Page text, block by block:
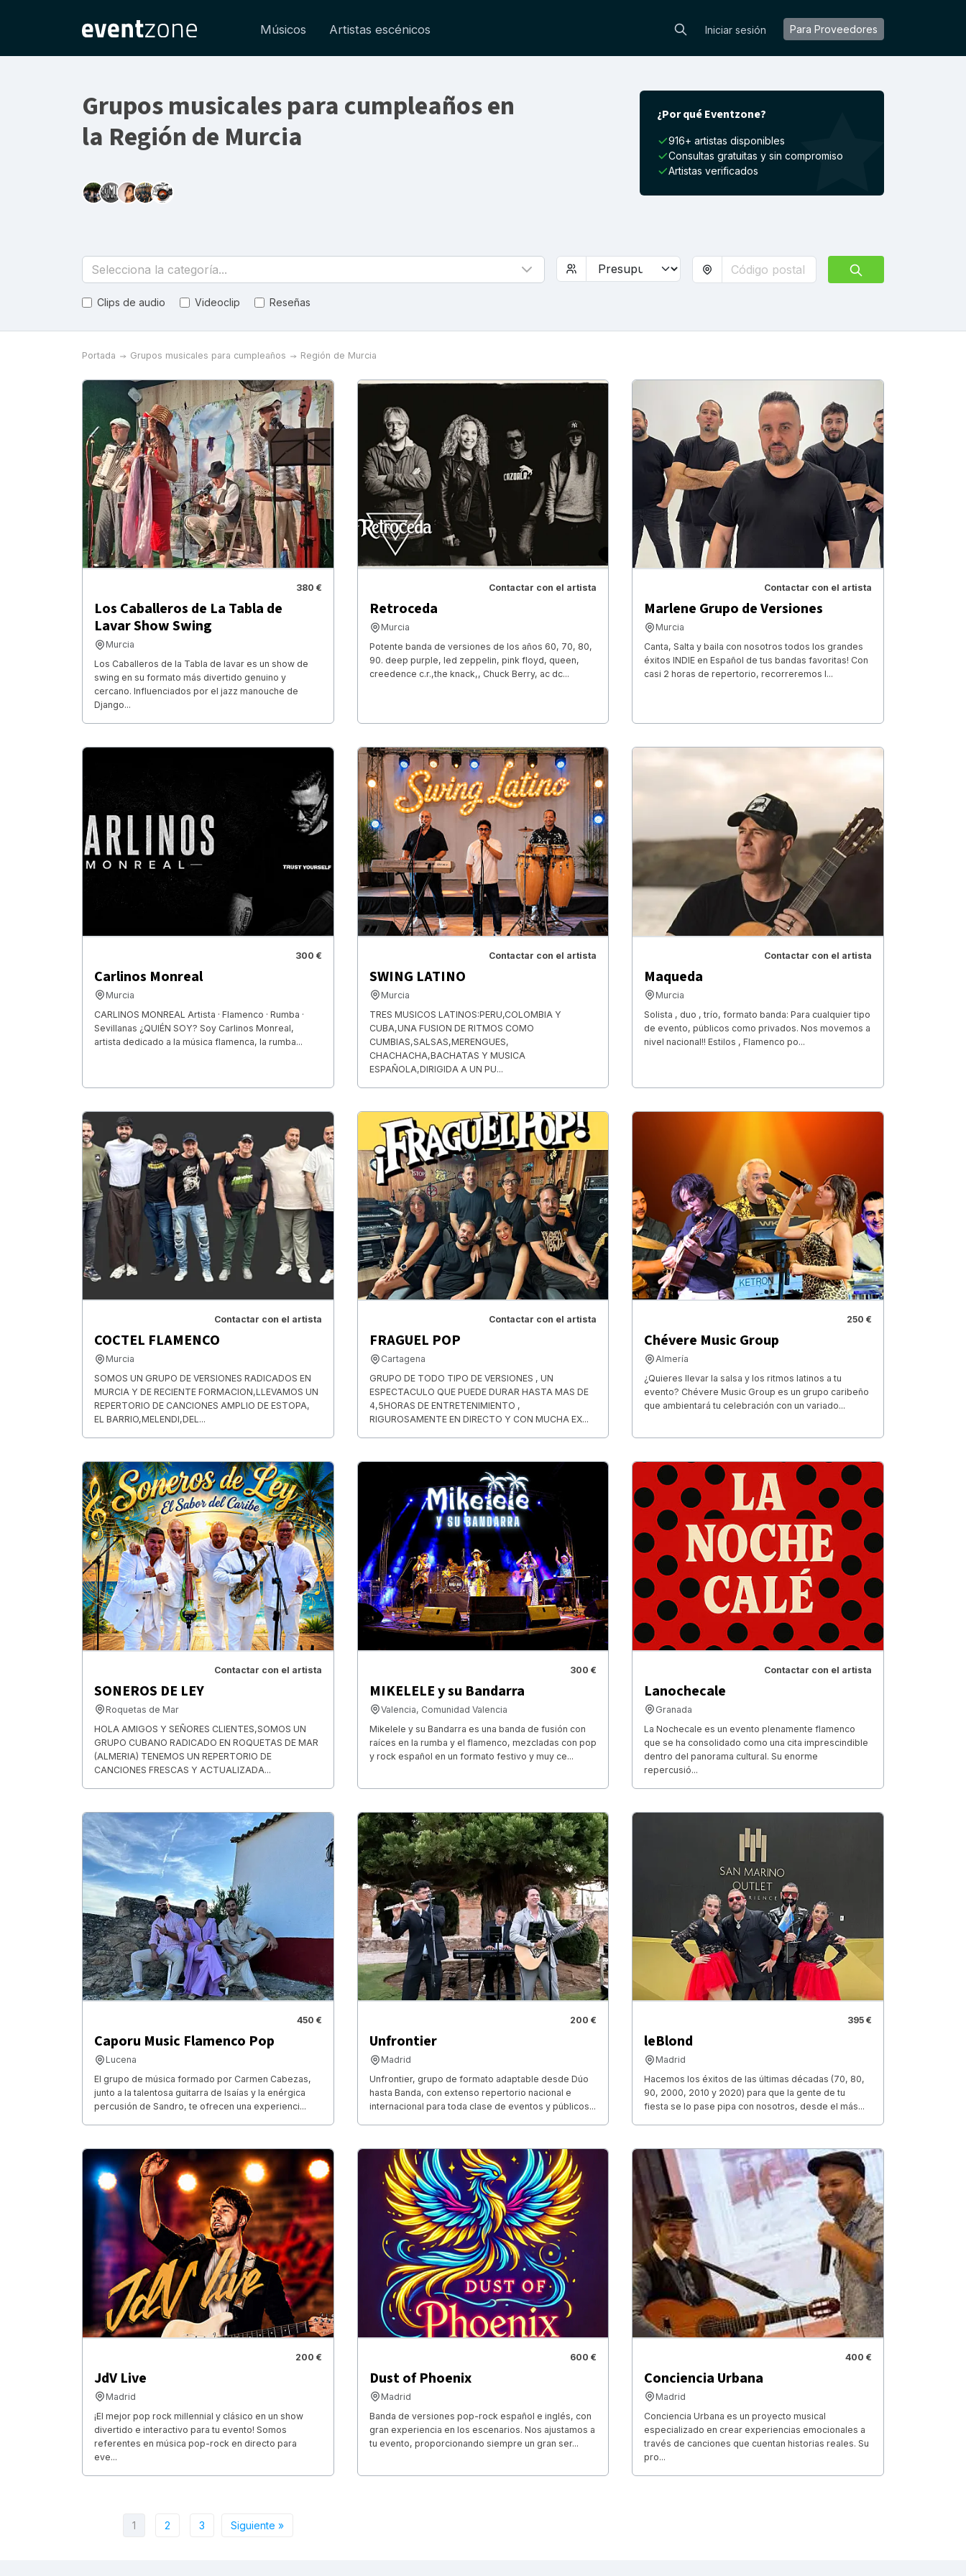
Músicos Artistas escénicos Iniciar sesión Para Proveedores
Grupos musicales para cumpleaños en
la Región de Murcia
¿Por qué Eventzone?
916+ artistas disponibles
Consultas gratuitas y sin compromiso
Artistas verificados
Selecciona la categoría...
Clips de audio Videoclip Reseñas
Portada Grupos musicales para cumpleaños Región de Murcia
380 €
Los Caballeros de La Tabla de
Lavar Show Swing
Murcia
Los Caballeros de la Tabla de lavar es un show de
swing en su formato más divertido genuino y
cercano. Influenciados por el jazz manouche de
Django...
Contactar con el artista
Retroceda
Murcia
Potente banda de versiones de los años 60, 70, 80,
90. deep purple, led zeppelin, pink floyd, queen,
creedence c.r.,the knack,, Chuck Berry, ac dc...
Contactar con el artista
Marlene Grupo de Versiones
Murcia
Canta, Salta y baila con nosotros todos los grandes
éxitos INDIE en Español de tus bandas favoritas! Con
casi 2 horas de repertorio, recorreremos l...
300 €
Carlinos Monreal
Murcia
CARLINOS MONREAL Artista · Flamenco · Rumba ·
Sevillanas ¿QUIÉN SOY? Soy Carlinos Monreal,
artista dedicado a la música flamenca, la rumba...
Contactar con el artista
SWING LATINO
Murcia
TRES MUSICOS LATINOS:PERU,COLOMBIA Y
CUBA,UNA FUSION DE RITMOS COMO
CUMBIAS,SALSAS,MERENGUES,
CHACHACHA,BACHATAS Y MUSICA
ESPAÑOLA,DIRIGIDA A UN PU...
Contactar con el artista
Maqueda
Murcia
Solista , duo , trío, formato banda: Para cualquier tipo
de evento, públicos como privados. Nos movemos a
nivel nacional!! Estilos , Flamenco po...
Contactar con el artista
COCTEL FLAMENCO
Murcia
SOMOS UN GRUPO DE VERSIONES RADICADOS EN
MURCIA Y DE RECIENTE FORMACION,LLEVAMOS UN
REPERTORIO DE CANCIONES AMPLIO DE ESTOPA,
EL BARRIO,MELENDI,DEL...
Contactar con el artista
FRAGUEL POP
Cartagena
GRUPO DE TODO TIPO DE VERSIONES , UN
ESPECTACULO QUE PUEDE DURAR HASTA MAS DE
4,5HORAS DE ENTRETENIMIENTO ,
RIGUROSAMENTE EN DIRECTO Y CON MUCHA EX...
250 €
Chévere Music Group
Almería
¿Quieres llevar la salsa y los ritmos latinos a tu
evento? Chévere Music Group es un grupo caribeño
que ambientará tu celebración con un variado...
Contactar con el artista
SONEROS DE LEY
Roquetas de Mar
HOLA AMIGOS Y SEÑORES CLIENTES,SOMOS UN
GRUPO CUBANO RADICADO EN ROQUETAS DE MAR
(ALMERIA) TENEMOS UN REPERTORIO DE
CANCIONES FRESCAS Y ACTUALIZADA...
300 €
MIKELELE y su Bandarra
Valencia, Comunidad Valencia
Mikelele y su Bandarra es una banda de fusión con
raíces en la rumba y el flamenco, mezcladas con pop
y rock español en un formato festivo y muy ce...
Contactar con el artista
Lanochecale
Granada
La Nochecale es un evento plenamente flamenco
que se ha consolidado como una cita imprescindible
dentro del panorama cultural. Su enorme
repercusió...
450 €
Caporu Music Flamenco Pop
Lucena
El grupo de música formado por Carmen Cabezas,
junto a la talentosa guitarra de Isaías y la enérgica
percusión de Sandro, te ofrecen una experienci...
200 €
Unfrontier
Madrid
Unfrontier, grupo de formato adaptable desde Dúo
hasta Banda, con extenso repertorio nacional e
internacional para toda clase de eventos y públicos...
395 €
leBlond
Madrid
Hacemos los éxitos de las últimas décadas (70, 80,
90, 2000, 2010 y 2020) para que la gente de tu
fiesta se lo pase pipa con nosotros, desde el más...
200 €
JdV Live
Madrid
¡El mejor pop rock millennial y clásico en un show
divertido e interactivo para tu evento! Somos
referentes en música pop-rock en directo para
eve...
600 €
Dust of Phoenix
Madrid
Banda de versiones pop-rock español e inglés, con
gran experiencia en los escenarios. Nos ajustamos a
tu evento, proporcionando siempre un gran ser...
400 €
Conciencia Urbana
Madrid
Conciencia Urbana es un proyecto musical
especializado en crear experiencias emocionales a
través de canciones que cuentan historias reales. Su
pro...
1 2 3 Siguiente »